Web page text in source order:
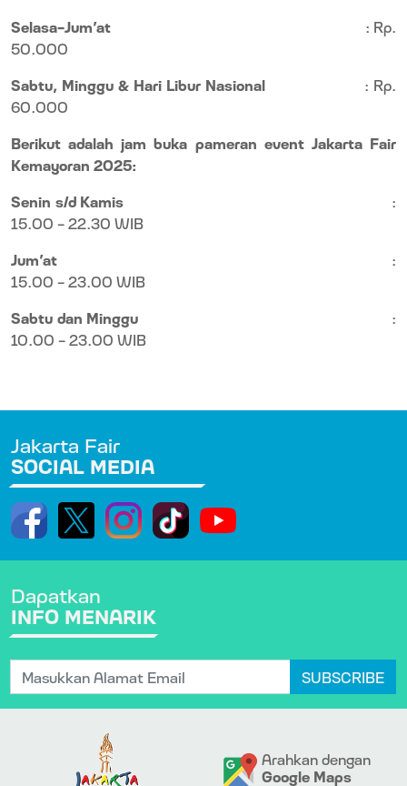
Selasa-Jum’at
: Rp.
50.000
Sabtu, Minggu & Hari Libur Nasional
: Rp.
60.000
Berikut adalah jam buka pameran event Jakarta Fair
Kemayoran 2025:
Senin s/d Kamis
:
15.00 - 22.30 WIB
Jum’at
:
15.00 - 23.00 WIB
Sabtu dan Minggu
:
10.00 - 23.00 WIB
Jakarta Fair
SOCIAL MEDIA
Dapatkan
INFO MENARIK
SUBSCRIBE
Arahkan dengan
Google Maps